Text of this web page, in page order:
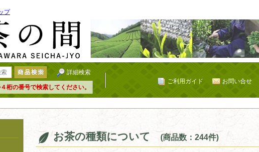
プ
詳細検索
桁の番号で検索してください。
お問い合せ
ご利用ガイド
お茶の種類について (商品数：244件)